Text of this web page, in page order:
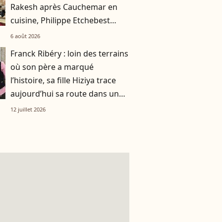
Rakesh après Cauchemar en
cuisine, Philippe Etchebest
pensait les avoir sauvés
6 août 2026
Franck Ribéry : loin des terrains
où son père a marqué
l’histoire, sa fille Hiziya trace
aujourd’hui sa route dans un
tout autre univers
12 juillet 2026